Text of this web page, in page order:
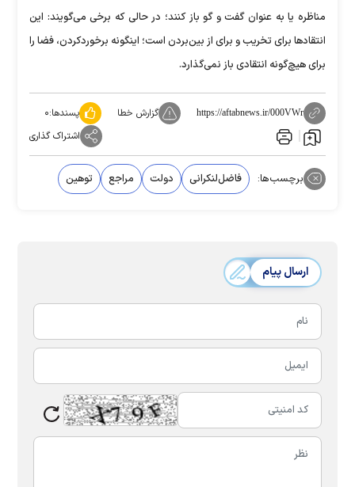
مناظره یا به عنوان گفت و گو باز کنند؛ در حالی که برخی می‌گویند: این
انتقادها برای تخریب و برای از بین‌بردن است؛ اینگونه برخوردکردن، فضا را
برای هیچ‌گونه انتقادی باز نمی‌گذارد.
https://aftabnews.ir/000VWr گزارش خطا پسندها:۰
اشتراک گذاری
برچسب‌ها: فاضل‌لنکرانی دولت مراجع توهین
ارسال پیام